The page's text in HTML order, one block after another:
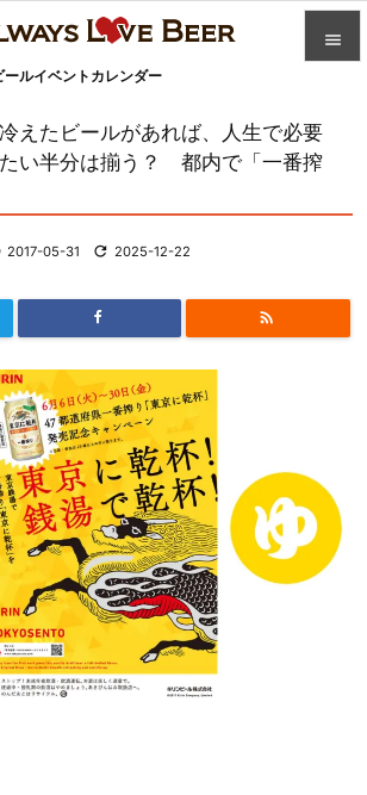


人気記
検索
ールイベントカレンダー
えたビールがあれば、人生で必要
い半分は揃う？ 都内で「一番搾
2017-05-31  2025-12-22
